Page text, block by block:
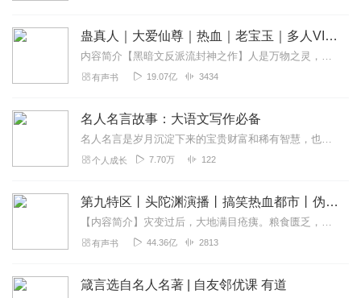
蛊真人｜大爱仙尊｜热血｜老宝玉｜多人VIP免费有声剧
内容简介【黑暗文反派流封神之作】人是万物之灵，蛊是天地真精。一个穿越者不断重生的故事。一个养蛊、炼蛊、用蛊的奇特世界。配音组（男角色）老宝玉旁白...
有声书 19.07亿 3434
名人名言故事：大语文写作必备
名人名言是岁月沉淀下来的宝贵财富和稀有智慧，也是名人成功经验的提炼和人生感悟的浓缩，字字珠玑，句句精华。一席良言，足以让听众精神振奋。本专辑收录的名言...
个人成长 7.70万 122
第九特区丨头陀渊演播丨搞笑热血都市丨伪戒丨VIP免费多人有声剧
【内容简介】灾变过后，大地满目疮痍。粮食匮乏，资源紧俏，局势混乱……一位从待规划区杀出来的青年，背对着漫天黄沙，孤身来到九区谋生，却不曾想偶然结识三五好友，一念...
有声书 44.36亿 2813
箴言选自名人名著 | 自友邻优课 有道